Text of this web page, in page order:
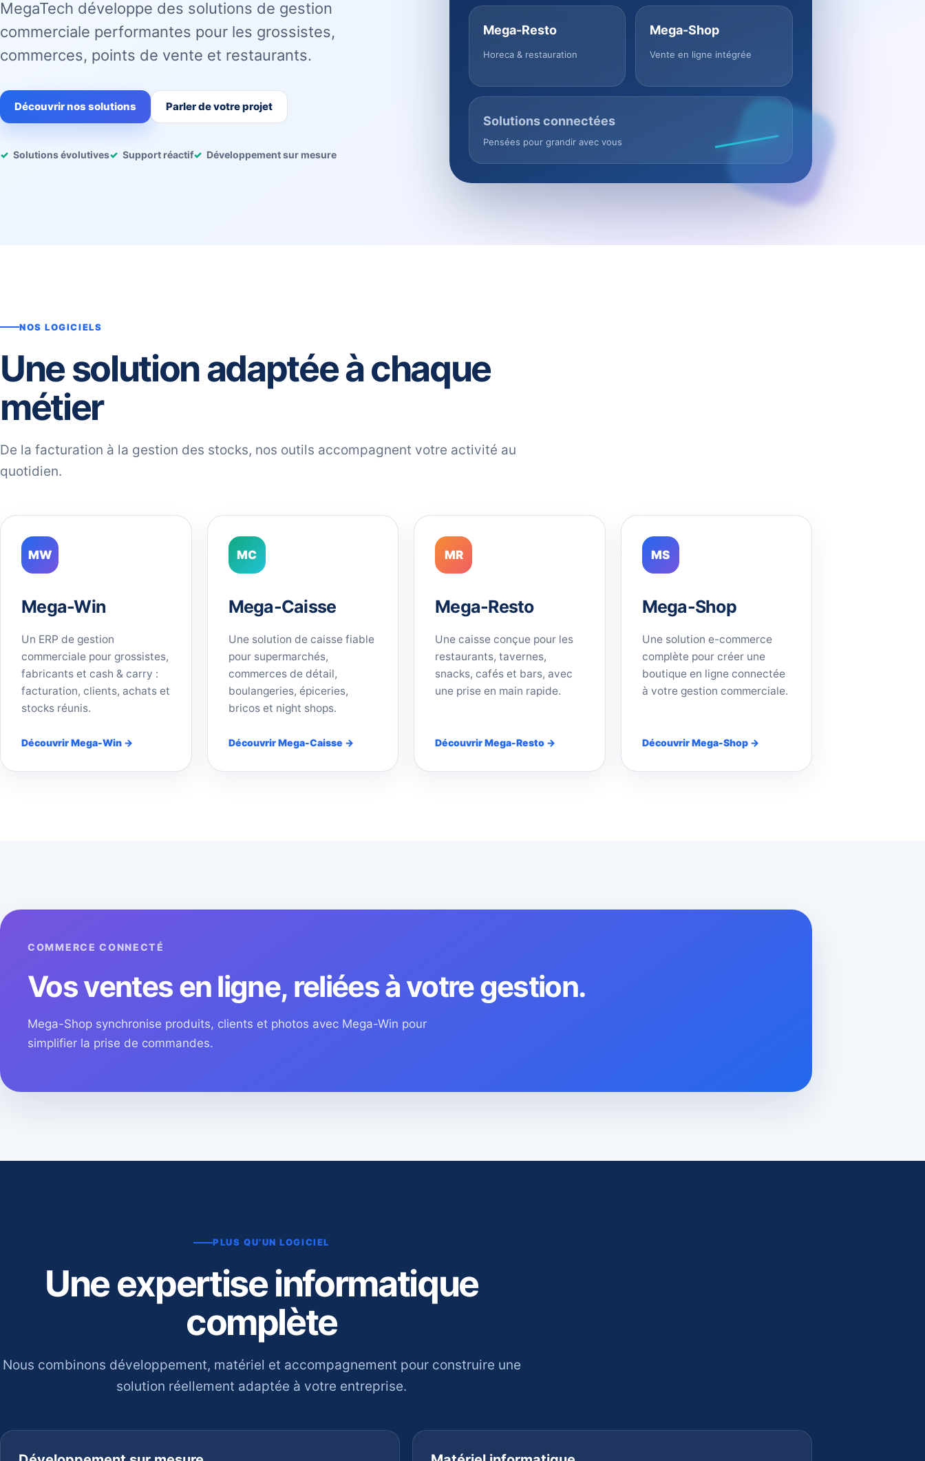
MegaTech développe des solutions de gestion
commerciale performantes pour les grossistes,
commerces, points de vente et restaurants.
Découvrir nos solutions Parler de votre projet
Solutions évolutives Support réactif Développement sur mesure
Mega-Resto
Horeca & restauration
Mega-Shop
Vente en ligne intégrée
Solutions connectées
Pensées pour grandir avec vous
NOS LOGICIELS
Une solution adaptée à chaque
métier
De la facturation à la gestion des stocks, nos outils accompagnent votre activité au
quotidien.
MW
Mega-Win
Un ERP de gestion
commerciale pour grossistes,
fabricants et cash & carry :
facturation, clients, achats et
stocks réunis.
Découvrir Mega-Win →
MC
Mega-Caisse
Une solution de caisse fiable
pour supermarchés,
commerces de détail,
boulangeries, épiceries,
bricos et night shops.
Découvrir Mega-Caisse →
MR
Mega-Resto
Une caisse conçue pour les
restaurants, tavernes,
snacks, cafés et bars, avec
une prise en main rapide.
Découvrir Mega-Resto →
MS
Mega-Shop
Une solution e-commerce
complète pour créer une
boutique en ligne connectée
à votre gestion commerciale.
Découvrir Mega-Shop →
COMMERCE CONNECTÉ
Vos ventes en ligne, reliées à votre gestion.
Mega-Shop synchronise produits, clients et photos avec Mega-Win pour
simplifier la prise de commandes.
PLUS QU’UN LOGICIEL
Une expertise informatique
complète
Nous combinons développement, matériel et accompagnement pour construire une
solution réellement adaptée à votre entreprise.